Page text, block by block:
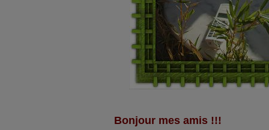
Bonjour mes amis !!!